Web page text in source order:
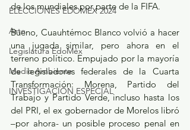
ELECCIONES EDOMEX 2024
Arte
Legislatura EdoMéx
Medio Ambiente
INVESTIGACIÓN ESPECIAL
de los mundiales por parte de la FIFA.
Bueno, Cuauhtémoc Blanco volvió a hacer
una jugada similar, pero ahora en el
terreno político. Empujado por la mayoría
de legisladores federales de la Cuarta
Transformación: Morena, Partido del
Trabajo y Partido Verde, incluso hasta los
del PRI, el ex gobernador de Morelos libró
–por ahora- un posible proceso penal en